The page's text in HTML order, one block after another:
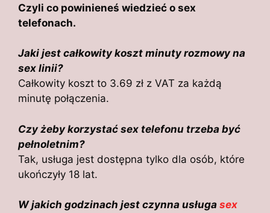
Czyli co powinieneś wiedzieć o sex
telefonach.
Jaki jest całkowity koszt minuty rozmowy na
sex linii?
Całkowity koszt to 3.69 zł z VAT za każdą
minutę połączenia.
Czy żeby korzystać sex telefonu trzeba być
pełnoletnim?
Tak, usługa jest dostępna tylko dla osób, które
ukończyły 18 lat.
W jakich godzinach jest czynna usługa sex